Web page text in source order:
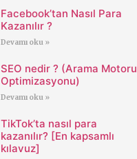
Facebook’tan Nasıl Para
Kazanılır ?
Devamı oku »
SEO nedir ? (Arama Motoru
Optimizasyonu)
Devamı oku »
TikTok’ta nasıl para
kazanılır? [En kapsamlı
kılavuz]